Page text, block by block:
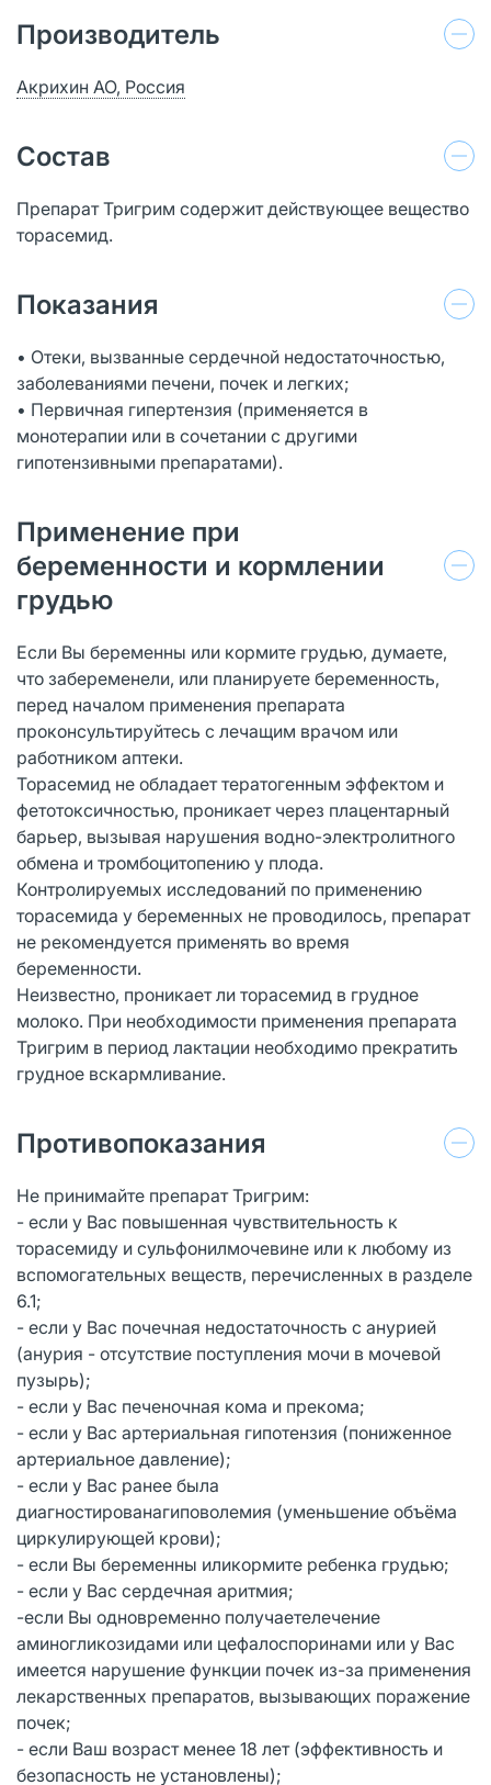
Производитель
Акрихин АО, Россия
Состав
Препарат Тригрим содержит действующее вещество
торасемид.
Показания
• Отеки, вызванные сердечной недостаточностью,
заболеваниями печени, почек и легких;
• Первичная гипертензия (применяется в
монотерапии или в сочетании с другими
гипотензивными препаратами).
Применение при
беременности и кормлении
грудью
Если Вы беременны или кормите грудью, думаете,
что забеременели, или планируете беременность,
перед началом применения препарата
проконсультируйтесь с лечащим врачом или
работником аптеки.
Торасемид не обладает тератогенным эффектом и
фетотоксичностью, проникает через плацентарный
барьер, вызывая нарушения водно-электролитного
обмена и тромбоцитопению у плода.
Контролируемых исследований по применению
торасемида у беременных не проводилось, препарат
не рекомендуется применять во время
беременности.
Неизвестно, проникает ли торасемид в грудное
молоко. При необходимости применения препарата
Тригрим в период лактации необходимо прекратить
грудное вскармливание.
Противопоказания
Не принимайте препарат Тригрим:
- если у Вас повышенная чувствительность к
торасемиду и сульфонилмочевине или к любому из
вспомогательных веществ, перечисленных в разделе
6.1;
- если у Вас почечная недостаточность с анурией
(анурия - отсутствие поступления мочи в мочевой
пузырь);
- если у Вас печеночная кома и прекома;
- если у Вас артериальная гипотензия (пониженное
артериальное давление);
- если у Вас ранее была
диагностированагиповолемия (уменьшение объёма
циркулирующей крови);
- если Вы беременны иликормите ребенка грудью;
- если у Вас сердечная аритмия;
-если Вы одновременно получаетелечение
аминогликозидами или цефалоспоринами или у Вас
имеется нарушение функции почек из-за применения
лекарственных препаратов, вызывающих поражение
почек;
- если Ваш возраст менее 18 лет (эффективность и
безопасность не установлены);